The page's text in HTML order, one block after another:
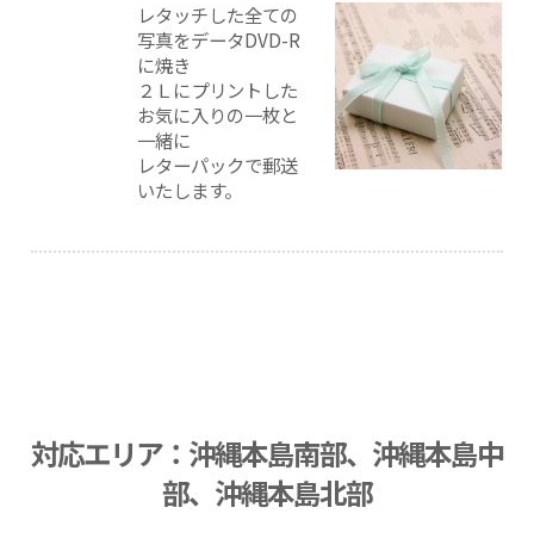
レタッチした全ての
写真をデータDVD-R
に焼き
２Ｌにプリントした
お気に入りの一枚と
一緒に
レターパックで郵送
いたします。
対応エリア：沖縄本島南部、沖縄本島中
部、沖縄本島北部